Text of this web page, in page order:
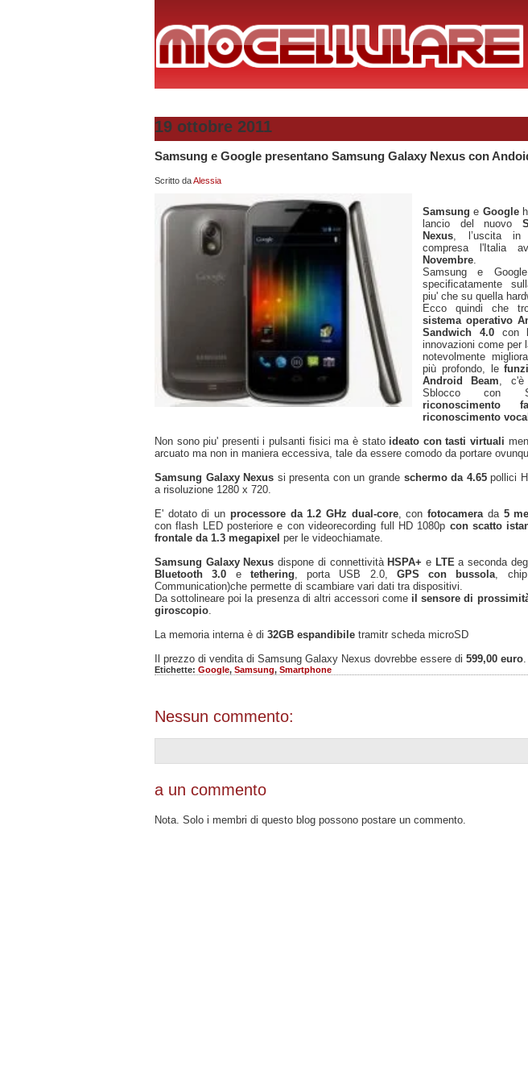
19 ottobre 2011
Samsung e Google presentano Samsung Galaxy Nexus con
Scritto daAlessia
Samsunge Google
lancio del nuovo
Nexus , l’uscita
compresa l'Italia
Novembre
Samsung e
specificatamente
piu' che su quella
Ecco quindi che
sistema operativo
Sandwich 4.0 con
innovazioni come per
notevolmente
più profondo, le
Android Beam ,
Sblocco con
riconoscimento
riconoscimento
Non sono piu' presenti i pulsanti fisici ma è stato ideato con tasti virtuali
arcuato ma non in maniera eccessiva, tale da essere comodo da portare
Samsung Galaxy Nexus si presenta con un grande schermo da 4.65pollici
a risoluzione 1280 x 720.
E' dotato di un processore da 1.2 GHz dual-core, confotocamera da 5
con flash LED posteriore e con videorecording full HD 1080p con scatto
frontale da 1.3 megapixel per le videochiamate.
Samsung Galaxy Nexusdispone di connettivitàHSPA+ e LTEa seconda
Bluetooth 3.0 e tethering , porta USB 2.0, GPS con bussola ,
Communication)che permette di scambiare vari dati tra dispositivi.
Da sottolineare poi la presenza di altri accessori come il sensore di
giroscopio
La memoria interna è di 32GB espandibile tramitr scheda microSD
Il prezzo di vendita di Samsung Galaxy Nexus dovrebbe essere di 599,00 euro
Etichette: Google, Samsung, Smartphone
Nessun commento:
a un commento
Nota. Solo i membri di questo blog possono postare un commento.